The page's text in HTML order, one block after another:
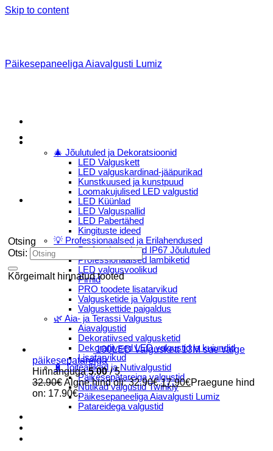
Skip to content
🎄 Jõulutuled ja Dekoratsioonid
LED Valguskett
LED valguskardinad-jääpurikad
Kunstkuused ja kunstpuud
Loomakujulised LED valgustid
LED Küünlad
LED Valguspallid
LED Pabertähed
Kingituste ideed
💡 Professionaalsed ja Erilahendused
Professionaalsed IP67 Jõulutuled
Professionaalsed lambiketid
LED valgusvoolikud
Pirnid
PRO toodete lisatarvikud
Valgusketide ja Valgustite rent
Valguskettide paigaldus
🌿 Aia- ja Terassi Valgustus
Aiavalgustid
Dekoratiivsed valgusketid
Dekoratiivsed LED valgustid ja kujundid
Lisatarvikud
🔋 Toiteallikad ja Nutivalgustid
Päikesepatareiga valgustid
Nutikad valgustid Twinkly
Päikesepaneeliga Aiavalgusti Lumiz
Patareidega valgustid
Päikesepaneeliga Aiavalgusti Lumiz
Otsing
Otsi:
Kõrgeimalt hinnatud tooted
100LED Valguskett 13M soe valge
päikesepatareiga
Hinnanguga5.00/ 5
32.90€Algne hind oli: 32.90€.17.90€Praegune hind
on: 17.90€.